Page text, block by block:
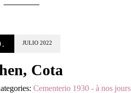
. JULIO 2022
Cota
Cementerio 1930 - à nos jours